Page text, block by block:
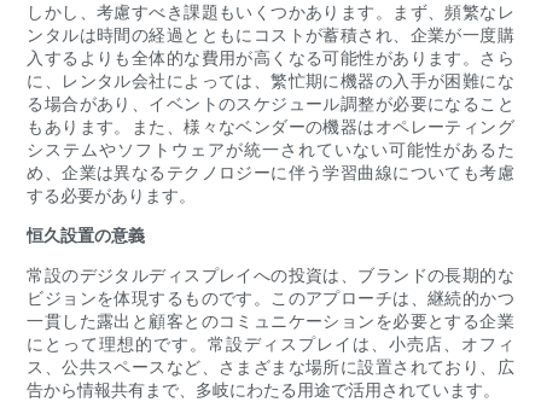
しかし、考慮すべき課題もいくつかあります。まず、頻繁なレ
ンタルは時間の経過とともにコストが蓄積され、企業が一度購
入するよりも全体的な費用が高くなる可能性があります。さら
に、レンタル会社によっては、繁忙期に機器の入手が困難にな
る場合があり、イベントのスケジュール調整が必要になること
もあります。また、様々なベンダーの機器はオペレーティング
システムやソフトウェアが統一されていない可能性があるた
め、企業は異なるテクノロジーに伴う学習曲線についても考慮
する必要があります。
恒久設置の意義
常設のデジタルディスプレイへの投資は、ブランドの長期的な
ビジョンを体現するものです。このアプローチは、継続的かつ
一貫した露出と顧客とのコミュニケーションを必要とする企業
にとって理想的です。常設ディスプレイは、小売店、オフィ
ス、公共スペースなど、さまざまな場所に設置されており、広
告から情報共有まで、多岐にわたる用途で活用されています。